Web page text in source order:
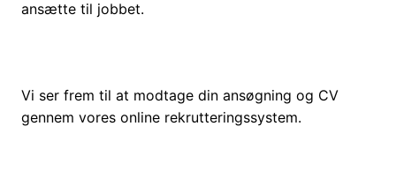
ansætte til jobbet.
Vi ser frem til at modtage din ansøgning og CV
gennem vores online rekrutteringssystem.